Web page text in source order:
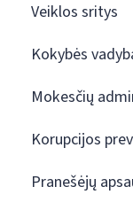
Veiklos sritys
Kokybės
Mokesčių
Korupcijos
Pranešėjų